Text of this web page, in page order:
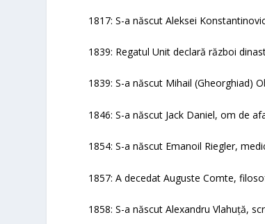
1817: S-a născut Aleksei
1839: Regatul Unit declară război
1839: S-a născut Mihail (Gheorghiad)
1846: S-a născut Jack Daniel, om de
1854: S-a născut Emanoil Riegler,
1857: A decedat Auguste Comte,
1858: S-a născut Alexandru Vlahuță,